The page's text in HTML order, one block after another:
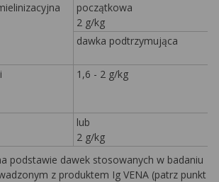
początkowa
2 g/kg
dawka podtrzymująca
1,6 - 2 g/kg
lub
2 g/kg
podstawie dawek stosowanych w badaniu
z produktem Ig VENA (patrz punkt